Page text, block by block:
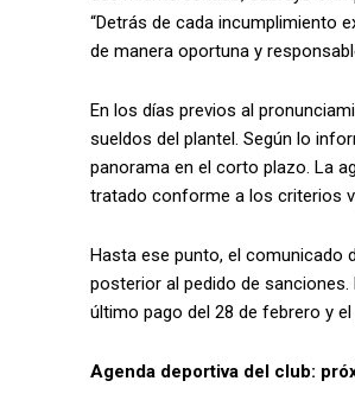
“Detrás de cada incumplimiento
de manera oportuna y
En los días previos al
sueldos del plantel. Según lo
panorama en el corto plazo. La
tratado conforme a los criterios
Hasta ese punto, el comunicado
posterior al pedido de
último pago del 28 de febrero y
Agenda deportiva del club: